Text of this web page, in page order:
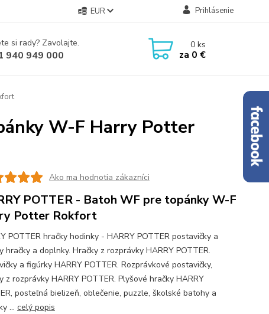
EUR Prihlásenie
si rady? Zavolajte.
940 949 000
0ks
za 0 €
W-F Harry Potter
Ako ma hodnotia zákazníci
POTTER - Batoh WF pre topánky W-F
Potter Rokfort
POTTER hračky hodinky - HARRY POTTER postavičky a
hračky a doplnky. Hračky z rozprávky HARRY POTTER.
a figúrky HARRY POTTER. Rozprávkové postavičky,
z rozprávky HARRY POTTER. Plyšové hračky HARRY
posteľná bielizeň, oblečenie, puzzle, školské batohy a
... celý popis